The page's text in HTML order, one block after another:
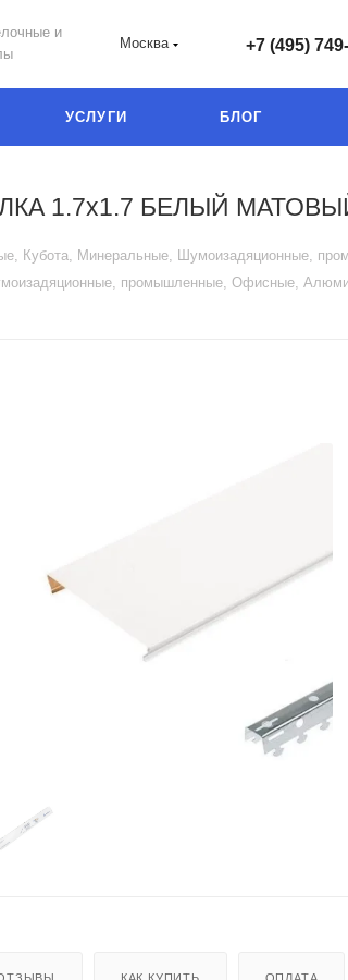
и
Москва +7 (495)
УСЛУГИ БЛОГ
1.7х1.7 БЕЛЫЙ
Кубота, Минеральные, Шумоизадяционные,
промышленные, Офисные,